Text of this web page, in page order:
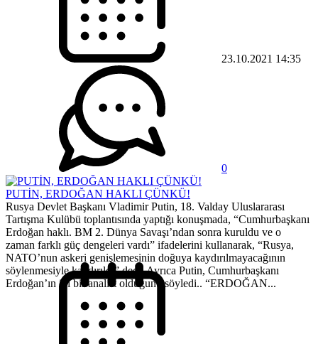
23.10.2021 14:35
0
PUTİN, ERDOĞAN HAKLI ÇÜNKÜ!
Rusya Devlet Başkanı Vladimir Putin, 18. Valday Uluslararası
Tartışma Kulübü toplantısında yaptığı konuşmada, “Cumhurbaşkanı
Erdoğan haklı. BM 2. Dünya Savaşı’ndan sonra kuruldu ve o
zaman farklı güç dengeleri vardı” ifadelerini kullanarak, “Rusya,
NATO’nun askeri genişlemesinin doğuya kaydırılmayacağının
söylenmesiyle kandırıldı” dedi. Ayrıca Putin, Cumhurbaşkanı
Erdoğan’ın iyi bir analist olduğunu söyledi.. “ERDOĞAN...